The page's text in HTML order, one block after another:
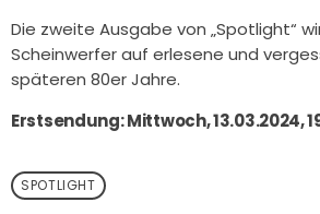
Die zweite Ausgabe von „Spotlight“
Scheinwerfer auf erlesene und
späteren 80er Jahre.
Erstsendung: Mittwoch, 13.03.2024,
SPOTLIGHT